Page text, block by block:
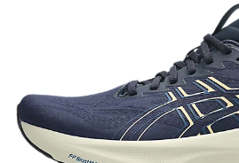
ลิงก์
หน้า
เดียวกัน